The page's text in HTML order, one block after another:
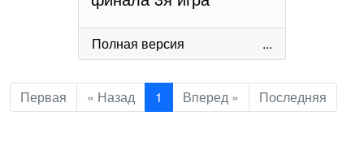
Полная версия ...
Первая « Назад 1 Вперед » Последняя